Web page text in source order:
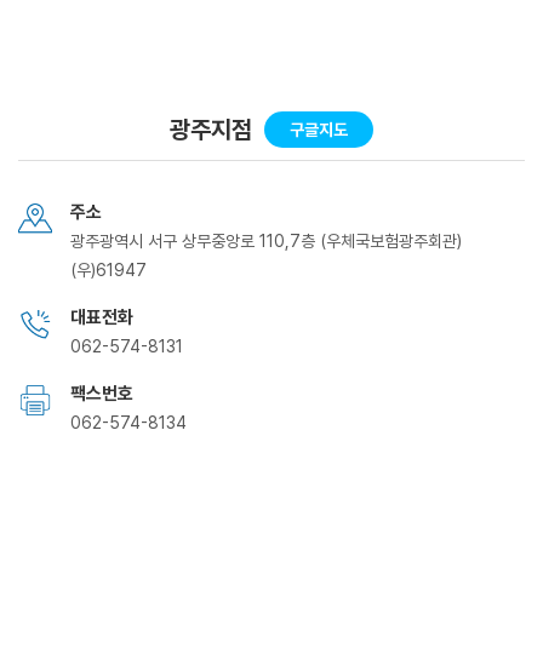
광주지점 구글지도
주소
광주광역시 서구 상무중앙로 110,7층 (우체국보험광주회관)
(우)61947
대표전화
062-574-8131
팩스번호
062-574-8134